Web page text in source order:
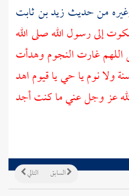
من حديثزيد بن ثابت
إلى رسول الله صلى الله
اللهم غارت النجوم وهدأت
ولا نوم يا حي يا قيوم اهد
عز وجل عني ما كنت أجد
التالي السابق